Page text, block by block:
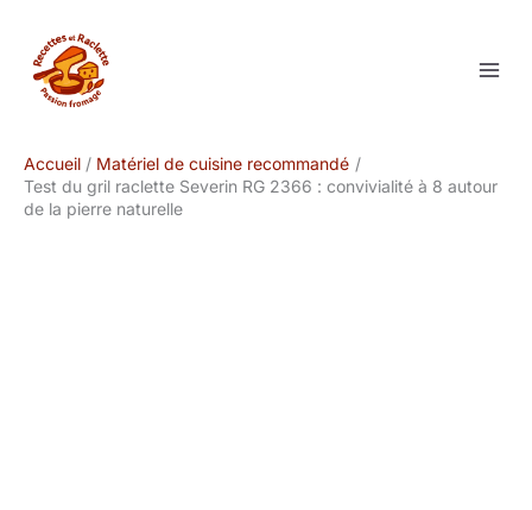
contenu
Accueil
Matériel de cuisine recommandé
Test du gril raclette Severin RG 2366 : convivialité à 8 autour
de la pierre naturelle